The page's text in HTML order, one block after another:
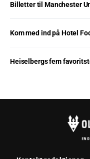
Billetter til Manchester
Kom med ind på Hotel
Heiselbergs fem